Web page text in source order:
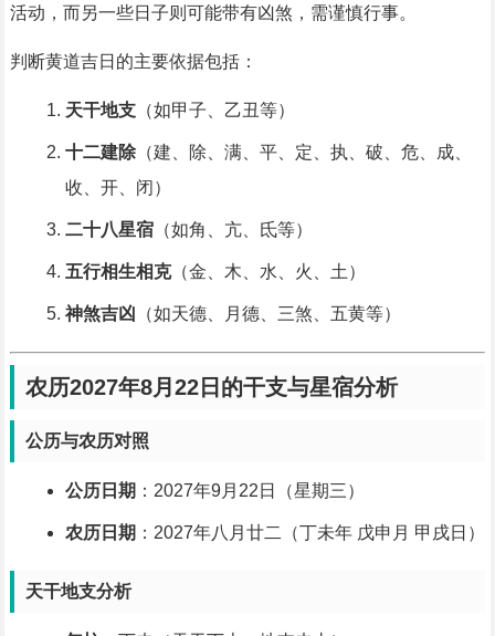
活动，而另一些日子则可能带有凶煞，需谨慎行事。
判断黄道吉日的主要依据包括：
天干地支（如甲子、乙丑等）
十二建除（建、除、满、平、定、执、破、危、成、
收、开、闭）
二十八星宿（如角、亢、氐等）
五行相生相克（金、木、水、火、土）
神煞吉凶 （如天德、月德、三煞、五黄等）
农历2027年8月22日的干支与星宿分析
公历与农历对照
公历日期 ：2027年9月22日（星期三）
农历日期 ：2027年八月廿二（丁未年 戊申月 甲戌日）
天干地支分析